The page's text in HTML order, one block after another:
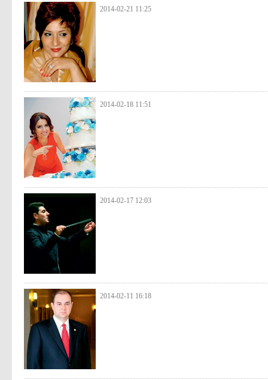
2014-02-21 11:25
2014-02-18 11:51
2014-02-17 12:03
2014-02-11 16:18